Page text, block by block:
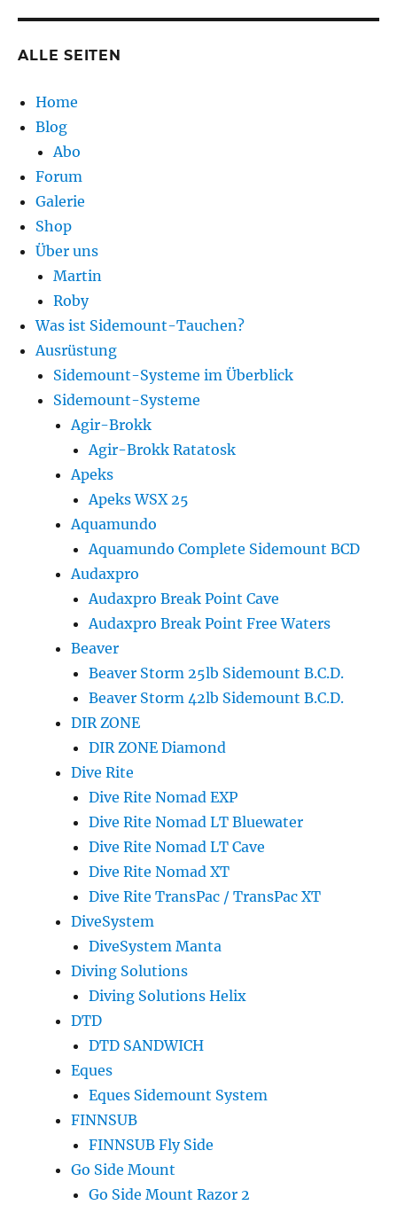
ALLE SEITEN
Home
Blog
Abo
Forum
Galerie
Shop
Über uns
Martin
Roby
Was ist Sidemount-Tauchen?
Ausrüstung
Sidemount-Systeme im Überblick
Sidemount-Systeme
Agir-Brokk
Agir-Brokk Ratatosk
Apeks
Apeks WSX 25
Aquamundo
Aquamundo Complete Sidemount BCD
Audaxpro
Audaxpro Break Point Cave
Audaxpro Break Point Free Waters
Beaver
Beaver Storm 25lb Sidemount B.C.D.
Beaver Storm 42lb Sidemount B.C.D.
DIR ZONE
DIR ZONE Diamond
Dive Rite
Dive Rite Nomad EXP
Dive Rite Nomad LT Bluewater
Dive Rite Nomad LT Cave
Dive Rite Nomad XT
Dive Rite TransPac / TransPac XT
DiveSystem
DiveSystem Manta
Diving Solutions
Diving Solutions Helix
DTD
DTD SANDWICH
Eques
Eques Sidemount System
FINNSUB
FINNSUB Fly Side
Go Side Mount
Go Side Mount Razor 2